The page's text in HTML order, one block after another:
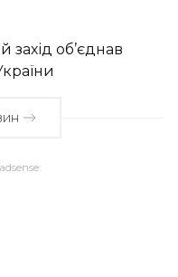
захід об’єднав